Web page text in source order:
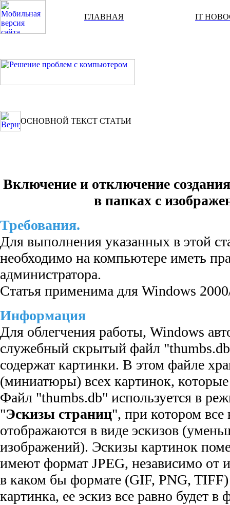
ГЛАВНАЯ IT
ОСНОВНОЙ ТЕКСТ СТАТЬИ
Включение и отключение
в папках с
Требования.
Для выполнения указанных в этой
необходимо на компьютере иметь
администратора.
Статья применима для Windows
Информация
Для облегчения работы, Windows
служебный скрытый файл
содержат картинки. В этом файле
(миниатюры) всех картинок, которые
Файл "thumbs.db" используется в
"Эскизы страниц", при котором все
отображаются в виде эскизов
изображений). Эскизы картинок
имеют формат JPEG, независимо от
в каком бы формате (GIF, PNG,
картинка, ее эскиз все равно будет в